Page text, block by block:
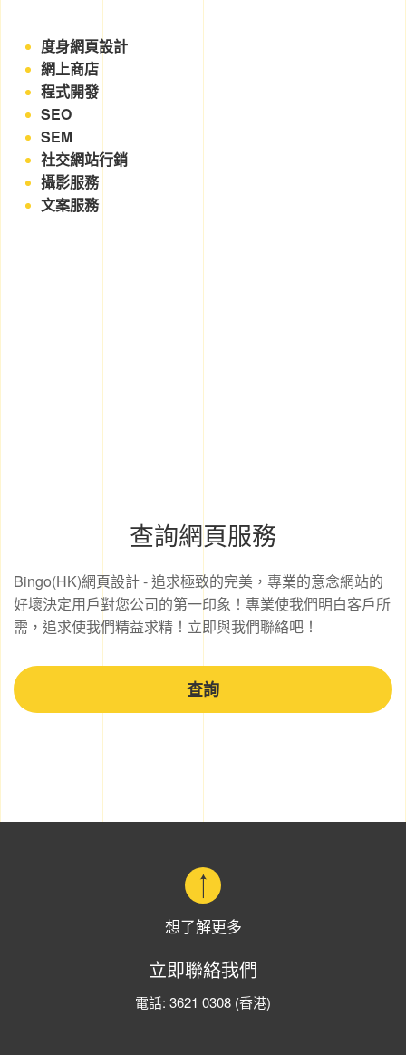
度身網頁設計
網上商店
程式開發
SEO
SEM
社交網站行銷
攝影服務
文案服務
查詢網頁服務
Bingo(HK)網頁設計 - 追求極致的完美，專業的意念網站的
好壞決定用戶對您公司的第一印象！專業使我們明白客戶所
需，追求使我們精益求精！立即與我們聯絡吧！
查詢
想了解更多
立即聯絡我們
電話: 3621 0308 (香港)